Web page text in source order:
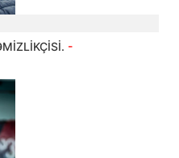
-